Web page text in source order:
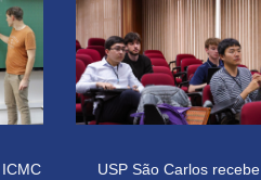
USP São Carlos recebe